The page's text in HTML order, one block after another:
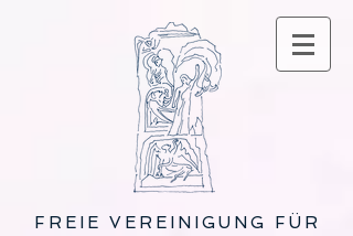
FREIE VEREINIGUNG FÜR